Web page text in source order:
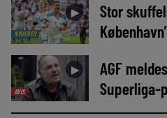
NYHEDER
►
Stor
København’
AVIS
►
AGF
Superliga-